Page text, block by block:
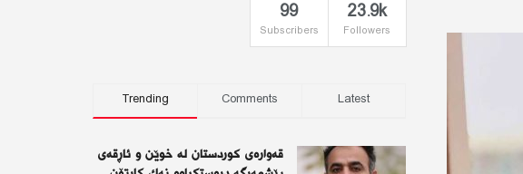
23.9k
Followers
99
Subscribers
Trending Comments Latest
قەوارەی كوردستان لە خوێن و ئاڕقەی